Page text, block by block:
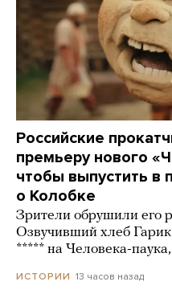
Российские
премьеру нового
чтобы выпустить в
о Колобке
Зрители обрушили его
Озвучивший хлеб
***** на Человека-
ИСТОРИИ 13 часов назад